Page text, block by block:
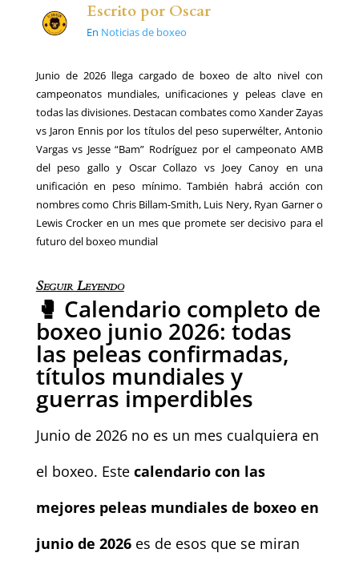
Escrito por Oscar
En Noticias de boxeo
Junio de 2026 llega cargado de boxeo de alto nivel con
campeonatos mundiales, unificaciones y peleas clave en
todas las divisiones. Destacan combates como Xander Zayas
vs Jaron Ennis por los títulos del peso superwélter, Antonio
Vargas vs Jesse “Bam” Rodríguez por el campeonato AMB
del peso gallo y Oscar Collazo vs Joey Canoy en una
unificación en peso mínimo. También habrá acción con
nombres como Chris Billam-Smith, Luis Nery, Ryan Garner o
Lewis Crocker en un mes que promete ser decisivo para el
futuro del boxeo mundial
Seguir Leyendo
🥊 Calendario completo de
boxeo junio 2026: todas
las peleas confirmadas,
títulos mundiales y
guerras imperdibles
Junio de 2026 no es un mes cualquiera en
el boxeo. Este calendario con las
mejores peleas mundiales de boxeo en
junio de 2026es de esos que se miran